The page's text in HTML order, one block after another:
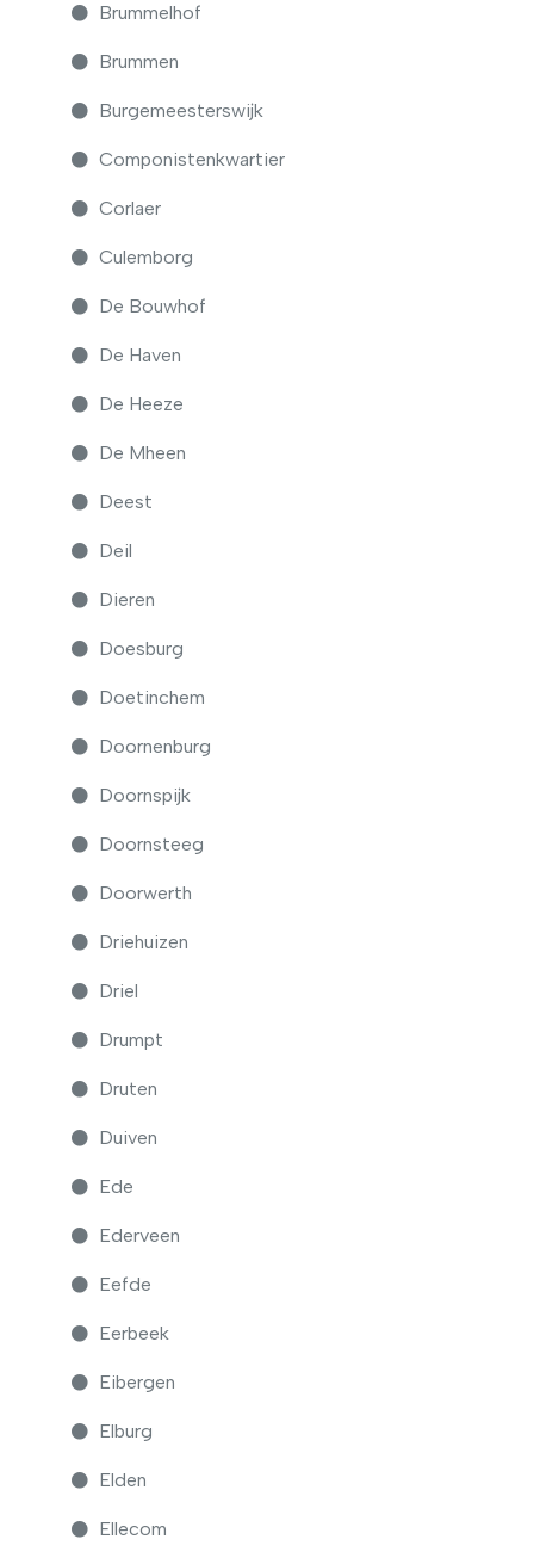
Brummelhof
Brummen
Burgemeesterswijk
Componistenkwartier
Corlaer
Culemborg
De Bouwhof
De Haven
De Heeze
De Mheen
Deest
Deil
Dieren
Doesburg
Doetinchem
Doornenburg
Doornspijk
Doornsteeg
Doorwerth
Driehuizen
Driel
Drumpt
Druten
Duiven
Ede
Ederveen
Eefde
Eerbeek
Eibergen
Elburg
Elden
Ellecom